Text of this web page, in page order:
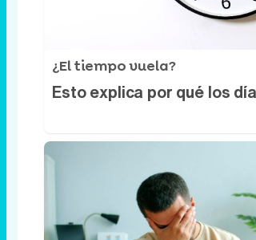
¿El tiempo vuela?
Esto explica por qué los